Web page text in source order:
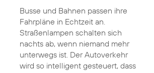
Busse und Bahnen passen ihre
Fahrpläne in Echtzeit an.
Straßenlampen schalten sich
nachts ab, wenn niemand mehr
unterwegs ist. Der Autoverkehr
wird so intelligent gesteuert, dass